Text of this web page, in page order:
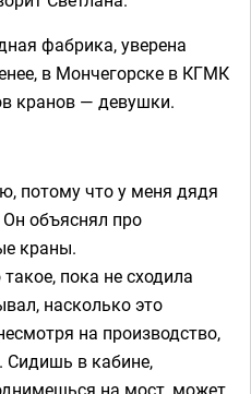
фабрика, уверена
в Мончегорске в КГМК
кранов — девушки.
потому что у меня дядя
объяснял про
краны.
пока не сходила
насколько это
на производство,
Сидишь в кабине,